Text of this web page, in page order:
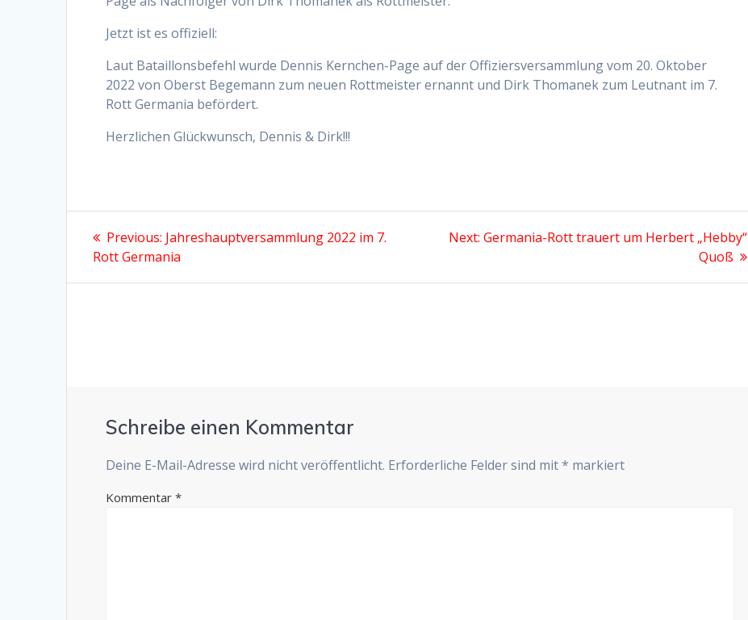
Jetzt ist es offiziell:
Laut Bataillonsbefehl wurde Dennis Kernchen-Page auf der Offiziersversammlung vom 20. Oktober
2022 von Oberst Begemann zum neuen Rottmeister ernannt und Dirk Thomanek zum Leutnant im 7.
Rott Germania befördert.
Herzlichen Glückwunsch, Dennis & Dirk!!!
Beitragsnavigation
Previous: Previous
post:
Jahreshauptversammlung 2022 im 7.
Rott Germania
Next: Next
Germania-Rott trauert um Herbert „Hebby“
Quoß
Schreibe einen Kommentar
Deine E-Mail-Adresse wird nicht veröffentlicht. Erforderliche Felder sind mit* markiert
Kommentar*